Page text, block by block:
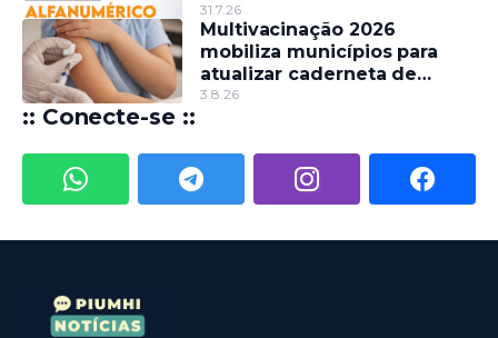
31.7.26
Multivacinação 2026
mobiliza municípios para
atualizar caderneta de
crianças e adolescentes
3.8.26
:: Conecte-se ::